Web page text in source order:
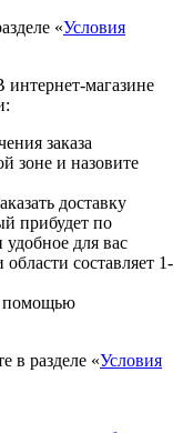
«Условия
интернет-магазине
заказа
зоне и назовите
доставку
прибудет по
для вас
составляет 1-
помощью
в разделе «Условия